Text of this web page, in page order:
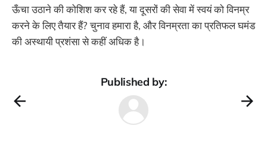
ऊँचा उठाने की कोशिश कर रहे हैं, या दूसरों की सेवा में स्वयं को विनम्र
करने के लिए तैयार हैं? चुनाव हमारा है, और विनम्रता का प्रतिफल घमंड
की अस्थायी प्रशंसा से कहीं अधिक है।
Published by: